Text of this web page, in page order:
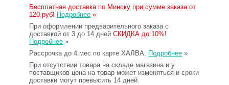
Бесплатная доставка по Минску при сумме заказа от
120 руб! Подробнее »
При оформлении предварительного заказа с
доставкой от 3 до 14 днейСКИДКА до 10%!
Подробнее »
Рассрочка до 4 мес по карте ХАЛВА. Подробнее »
При отсутствии товара на складе магазина и у
поставщиков цена на товар может изменяться и сроки
доставки могут превысить 14 дней.